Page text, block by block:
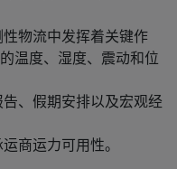
物流中发挥着关键作
温度、湿度、震动和位
、假期安排以及宏观经
商运力可用性。